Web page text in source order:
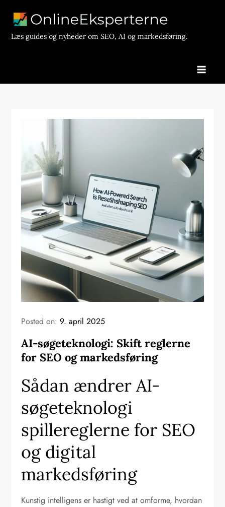
contentLæs guides og nyheder om SEO, AI og markedsføring.
Posted on:9. april 2025
AI-søgeteknologi: Skift reglerne
for SEO og markedsføring
Sådan ændrer AI-
søgeteknologi
spillereglerne for SEO
og digital
markedsføring
Kunstig intelligens er hastigt ved at omforme, hvordan